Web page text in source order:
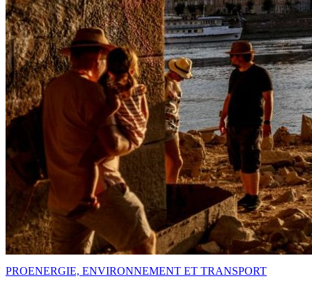
PROENERGIE, ENVIRONNEMENT ET TRANSPORT